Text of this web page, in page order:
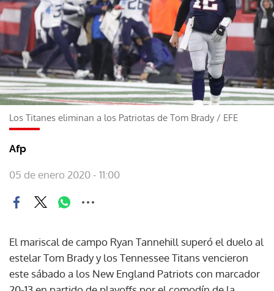
Los Titanes eliminan a los Patriotas de Tom Brady/ EFE
Afp
05 de enero 2020 - 11:00
El mariscal de campo Ryan Tannehill superó el duelo al
estelar Tom Brady y los Tennessee Titans vencieron
este sábado a los New England Patriots con marcador